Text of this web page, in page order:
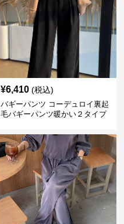
¥6,410 (税込)
バギーパンツ コーデュロイ裏起
毛バギーパンツ暖かい２タイプ